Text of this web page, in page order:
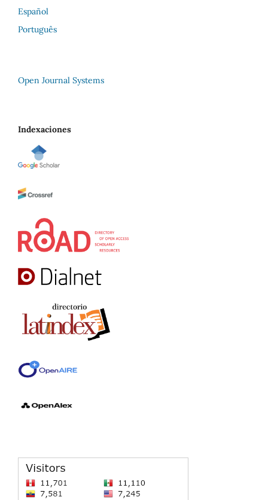
Español
Português
Open Journal Systems
Indexaciones